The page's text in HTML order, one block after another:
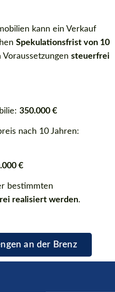
kann ein Verkauf
Spekulationsfrist von 10
steuerfrei
350.000 €
nach 10 Jahren:
€
bestimmten
realisiert werden.
an der Brenz